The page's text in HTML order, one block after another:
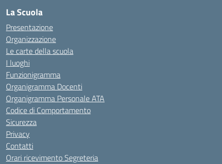
La Scuola
Presentazione
Organizzazione
Le carte della scuola
I luoghi
Funzionigramma
Organigramma Docenti
Organigramma Personale ATA
Codice di Comportamento
Sicurezza
Privacy
Contatti
Orari ricevimento Segreteria